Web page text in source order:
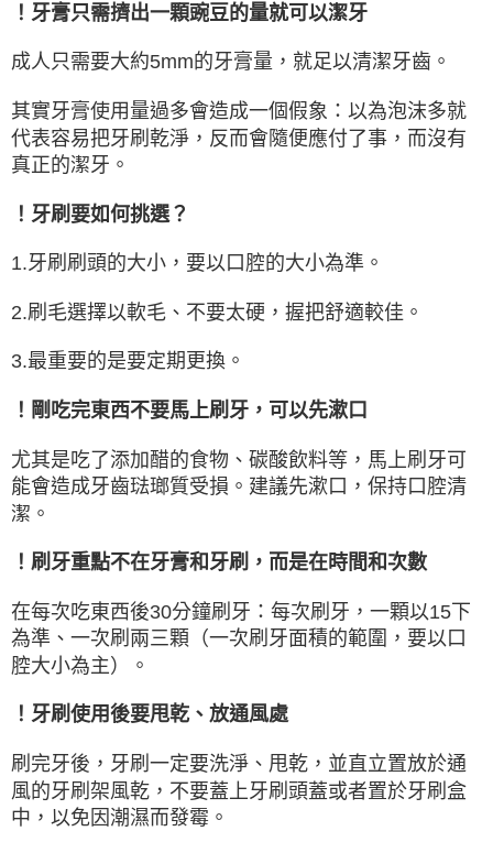
！牙膏只需擠出一顆豌豆的量就可以潔牙
成人只需要大約5mm的牙膏量，就足以清潔牙齒。
其實牙膏使用量過多會造成一個假象：以為泡沫多就
代表容易把牙刷乾淨，反而會隨便應付了事，而沒有
真正的潔牙。
！牙刷要如何挑選？
1.牙刷刷頭的大小，要以口腔的大小為準。
2.刷毛選擇以軟毛、不要太硬，握把舒適較佳。
3.最重要的是要定期更換。
！剛吃完東西不要馬上刷牙，可以先漱口
尤其是吃了添加醋的食物、碳酸飲料等，馬上刷牙可
能會造成牙齒琺瑯質受損。建議先漱口，保持口腔清
潔。
！刷牙重點不在牙膏和牙刷，而是在時間和次數
在每次吃東西後30分鐘刷牙：每次刷牙，一顆以15下
為準、一次刷兩三顆（一次刷牙面積的範圍，要以口
腔大小為主）。
！牙刷使用後要甩乾、放通風處
刷完牙後，牙刷一定要洗淨、甩乾，並直立置放於通
風的牙刷架風乾，不要蓋上牙刷頭蓋或者置於牙刷盒
中，以免因潮濕而發霉。